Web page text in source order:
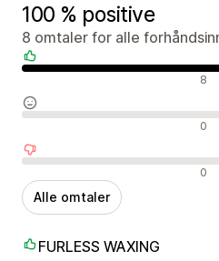
100 % positive
8 omtaler for alle
Positive omtaler 8
Nøytrale omtaler 0
Negative omtaler 0
Alle omtaler
FURLESS WAXING